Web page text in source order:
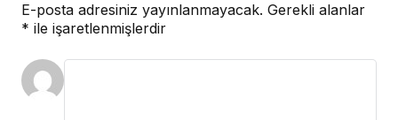
E-posta adresiniz yayınlanmayacak. Gerekli alanlar
* ile işaretlenmişlerdir